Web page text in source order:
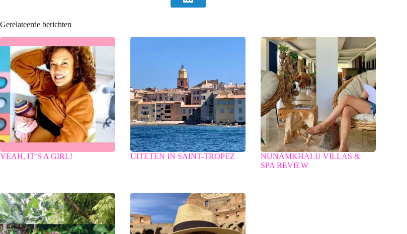
Gerelateerde berichten
YEAH, IT’S A GIRL! UITETEN IN SAINT-TROPEZ
NUNAMKHALU VILLAS &
SPA REVIEW